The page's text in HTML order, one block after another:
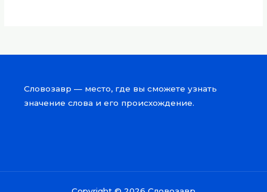
Словозавр — место, где вы сможете узнать
значение слова и его происхождение.